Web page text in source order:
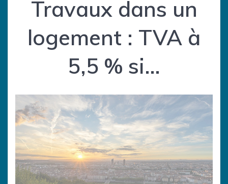
Travaux dans un
logement : TVA à
5,5 % si…